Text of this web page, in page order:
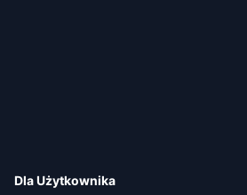
Dla Użytkownika